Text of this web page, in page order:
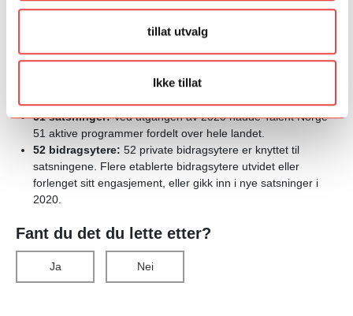
tillat utvalg
Ikke tillat
Ved utgangen av 2020 hadde Talent Norge utløst
. Av disse kommer210,6millioner kroner
51 satsninger:Ved utgangen av 2020 hadde Talent Norge
51 aktive programmer fordelt over hele landet.
52 bidragsytere: 52 private bidragsytere er knyttet til
satsningene. Flere etablerte bidragsytere utvidet eller
forlenget sitt engasjement, eller gikk inn i nye satsninger i
2020.
Fant du det du lette etter?
Ja Nei